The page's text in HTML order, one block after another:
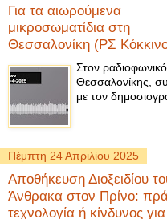
Για τα αιωρούμενα
μικροσωματίδια στη
Θεσσαλονίκη (ΡΣ
Στον
Θεσσαλονίκης,
με τον
Πέμπτη 24 Απριλίου 2025
Αποθήκευση Διοξειδίου
Άνθρακα στον Πρίνο:
τεχνολογία ή κίνδυνος